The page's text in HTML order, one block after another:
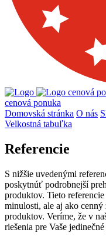
cenová
cenová ponuka
Domovská stránka O nás
Velkostná tabuľka
Referencie
S nižšie uvedenými
poskytnúť podrobnejší
produktov. Tieto
minulosti, ale aj ako
produktov. Veríme, že v
riešenia pre Vaše